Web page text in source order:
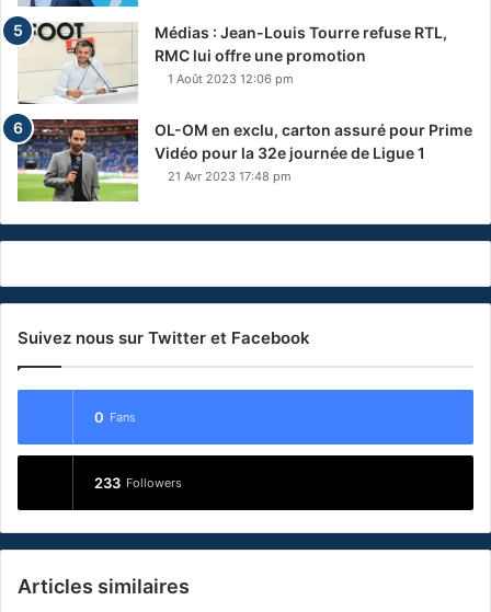
Médias : Jean-Louis Tourre refuse RTL,
RMC lui offre une promotion
1 Août 2023 12:06 pm
OL-OM en exclu, carton assuré pour Prime
Vidéo pour la 32e journée de Ligue 1
21 Avr 2023 17:48 pm
Suivez nous sur Twitter et Facebook
0 Fans
233 Followers
Articles similaires